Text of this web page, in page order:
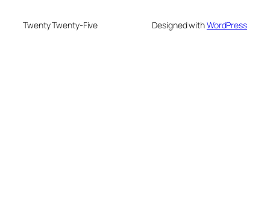
Twenty Twenty-Five Designed withWordPress